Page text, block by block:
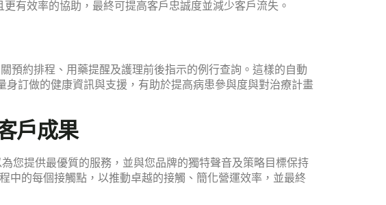
有效率的協助，最終可提高客戶忠誠度並減少客戶流失。
預約排程、用藥提醒及護理前後指示的例行查詢。這樣的自動
訂做的健康資訊與支援，有助於提高病患參與度與對治療計畫
戶成果
您提供最優質的服務，並與您品牌的獨特聲音及策略目標保持
中的每個接觸點，以推動卓越的接觸、簡化營運效率，並最終